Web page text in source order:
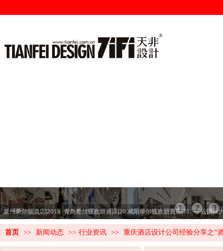
1 2 3
莱州希尔顿酒店|2019 青岛希尔顿欢朋酒店|2019咸阳希尔顿欢朋酒店|2019子云国际
首页 >> 新闻动态 >> 行业资讯 >> 重庆酒店设计公司经验分享之“